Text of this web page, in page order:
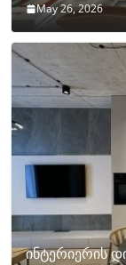
May 26, 2026
ინტერიერის